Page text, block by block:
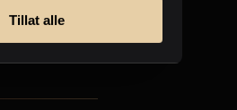
Tillat alle